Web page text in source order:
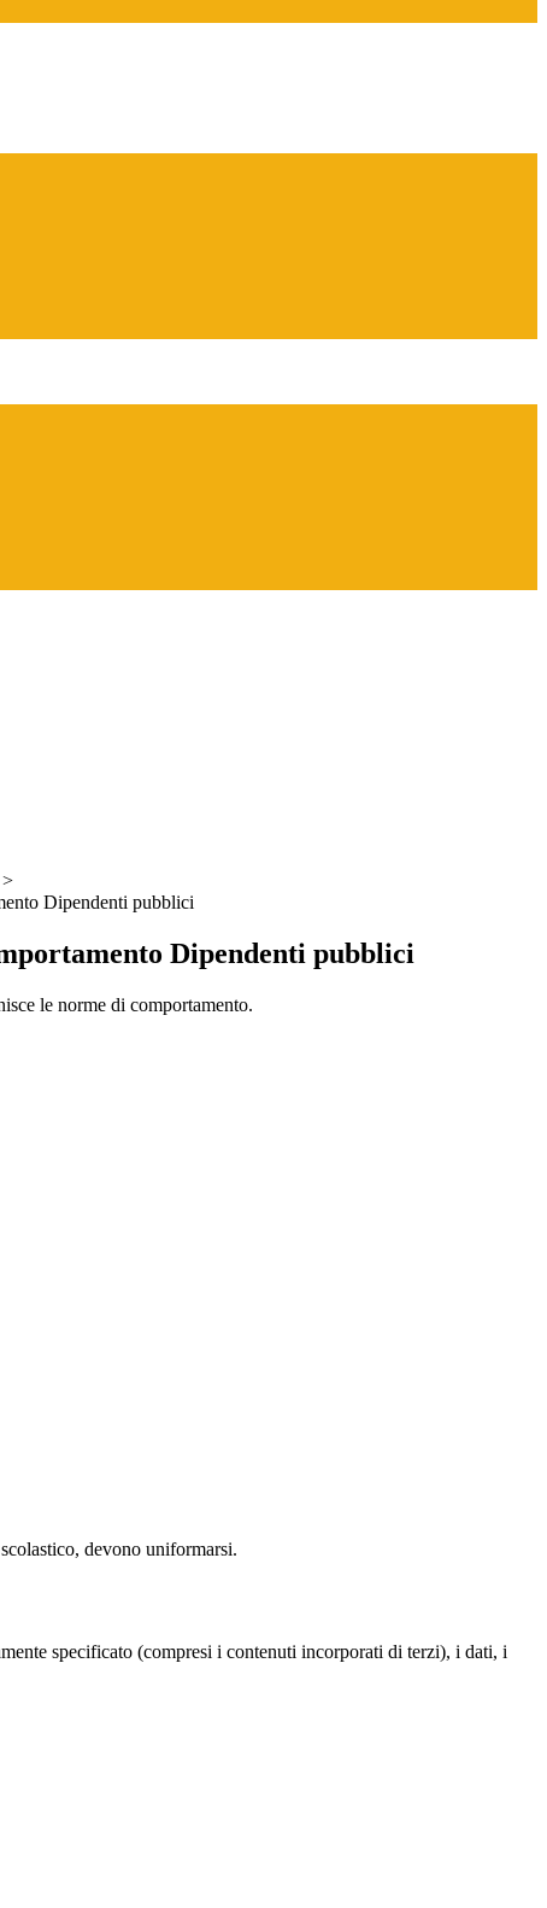
>
Dipendenti pubblici
Dipendenti pubblici
le norme di comportamento.
devono uniformarsi.
specificato (compresi i contenuti incorporati di terzi), i dati, i